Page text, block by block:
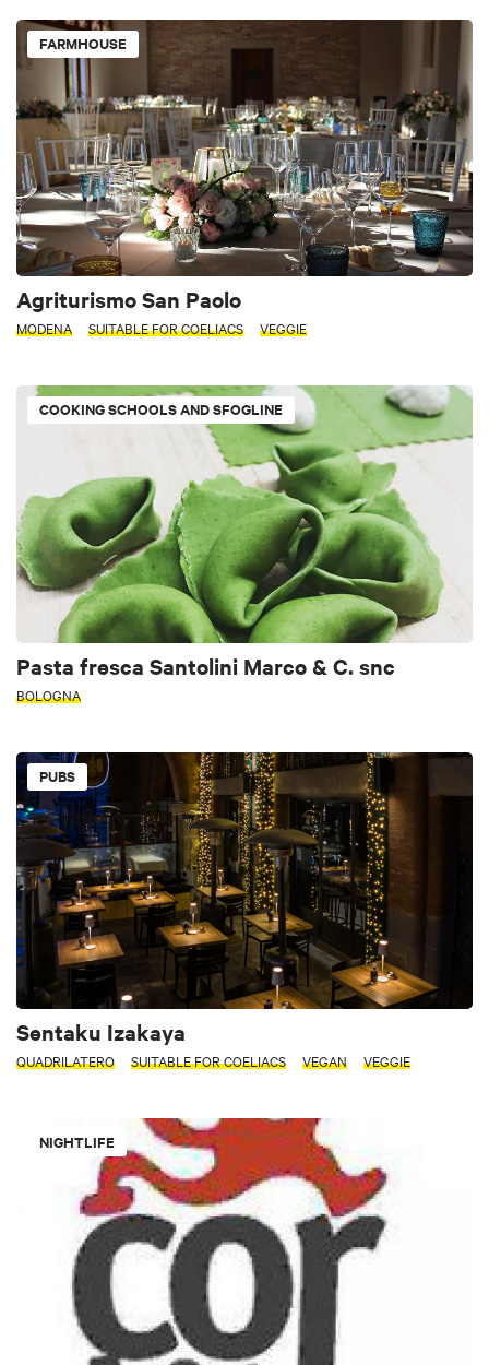
FARMHOUSE
Agriturismo San Paolo
MODENA SUITABLE FOR COELIACS VEGGIE
COOKING SCHOOLS AND SFOGLINE
Pasta fresca Santolini Marco & C. snc
BOLOGNA
PUBS
Sentaku Izakaya
QUADRILATERO SUITABLE FOR COELIACS VEGAN VEGGIE
NIGHTLIFE